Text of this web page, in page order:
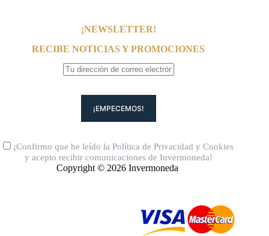
¡NEWSLETTER!
RECIBE NOTICIAS Y PROMOCIONES
¡Confirmo que he leído laPolítica de Privacidad yCookies
y acepto recibir comunicaciones de Invermoneda!
Copyright © 2026 Invermoneda